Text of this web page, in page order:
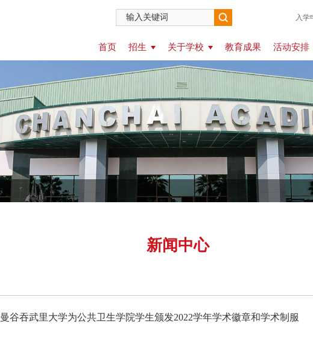
入学
首页 招生 关于学校 教育成果 活动安排
新闻中心
曼谷吞武里大学为公共卫生学院学生颁发2022学年学术徽章和学术制服